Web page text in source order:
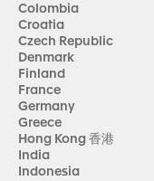
Colombia
Croatia
Czech Republic
Denmark
Finland
France
Germany
Greece
Hong Kong 香港
India
Indonesia